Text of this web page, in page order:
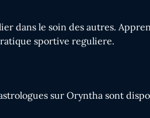
dans le soin des autres.
sportive reguliere.
sur Oryntha sont